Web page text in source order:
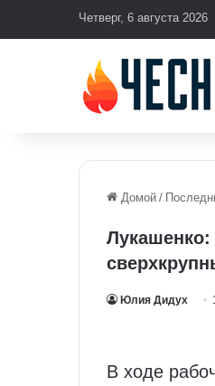
Четверг, 6 августа 2026
Домой /
Лукашенко:
Юлия Дидух
В ходе